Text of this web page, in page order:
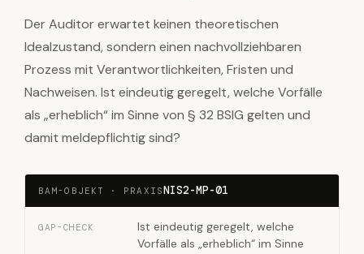
Der Auditor erwartet keinen theoretischen
Idealzustand, sondern einen nachvollziehbaren
Prozess mit Verantwortlichkeiten, Fristen und
Nachweisen. Ist eindeutig geregelt, welche Vorfälle
als „erheblich“ im Sinne von § 32 BSIG gelten und
damit meldepflichtig sind?
BAM-OBJEKT · PRAXISNIS2-MP-01
GAP-CHECK
Ist eindeutig geregelt, welche
Vorfälle als „erheblich“ im Sinne